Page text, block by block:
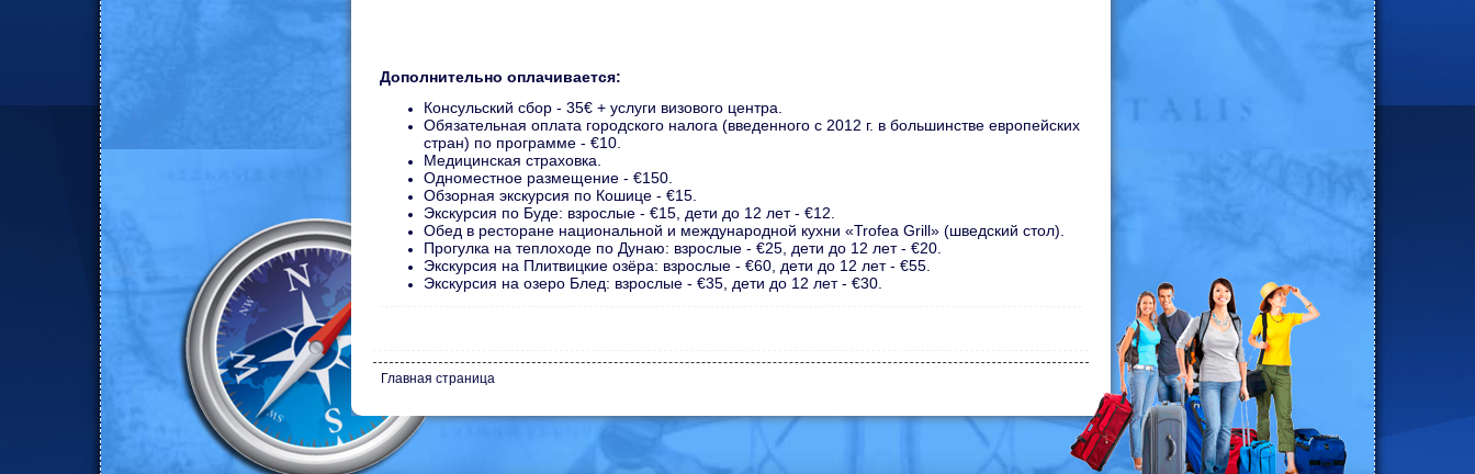
Дополнительно оплачивается:
Консульский сбор - 35€ + услуги визового центра.
Обязательная оплата городского налога (введенного с 2012 г. в большинстве европейских
стран) по программе - €10.
Медицинская страховка.
Одноместное размещение - €150.
Обзорная экскурсия по Кошице - €15.
Экскурсия по Буде: взрослые - €15, дети до 12 лет - €12.
Обед в ресторане национальной и международной кухни «Trofea Grill» (шведский стол).
Прогулка на теплоходе по Дунаю: взрослые - €25, дети до 12 лет - €20.
Экскурсия на Плитвицкие озёра: взрослые - €60, дети до 12 лет - €55.
Экскурсия на озеро Блед: взрослые - €35, дети до 12 лет - €30.
Главная страница